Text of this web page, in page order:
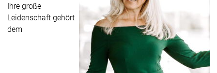
Ihre große
Leidenschaft gehört
dem